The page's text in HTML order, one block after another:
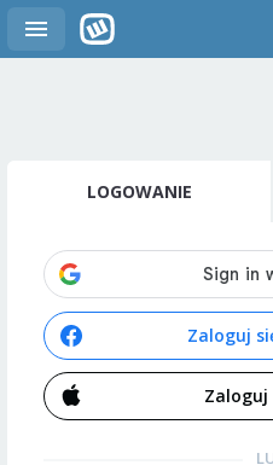
LOGOWANIE
Zaloguj
Zaloguj